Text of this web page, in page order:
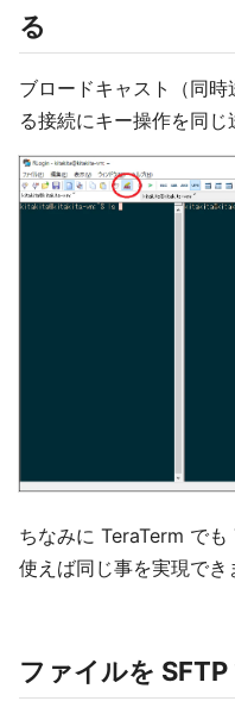
る
ブロードキャスト（同
る接続にキー操作を同じ
ちなみに TeraTerm で
使えば同じ事を実現でき
ファイルを SFTP